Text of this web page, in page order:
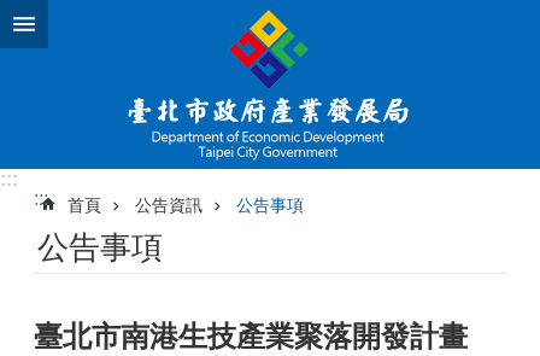
跳到主要內容區塊
:::
:::
首頁 公告資訊 公告事項
公告事項
臺北市南港生技產業聚落開發計畫